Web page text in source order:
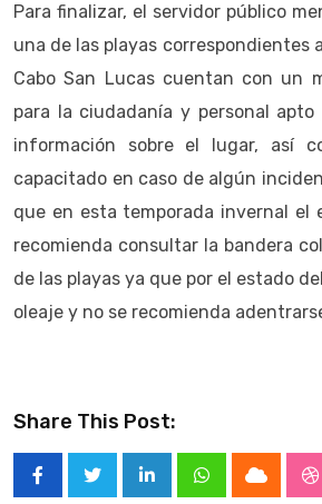
Para finalizar, el servidor público
una de las playas correspondientes
Cabo San Lucas cuentan con un
para la ciudadanía y personal apto
información sobre el lugar, así
capacitado en caso de algún
que en esta temporada invernal el
recomienda consultar la bandera
de las playas ya que por el estado
oleaje y no se recomienda
Share This Post:
LinkedInWhatsappCloud